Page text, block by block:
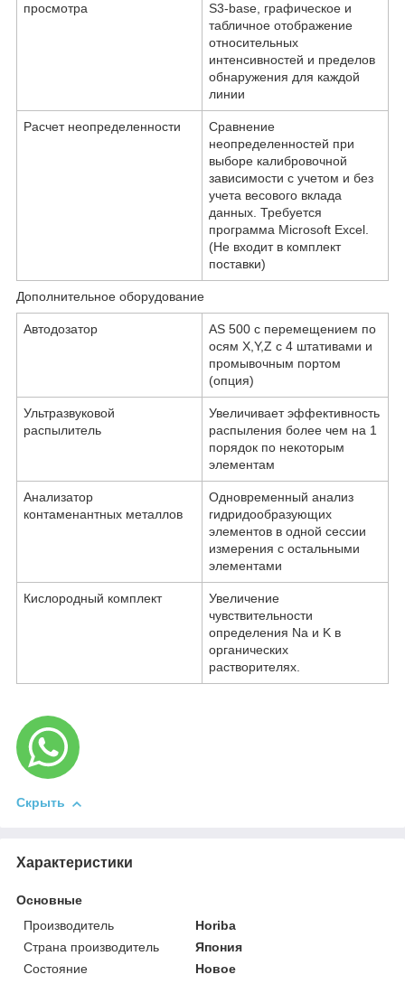
просмотра
S3-base, графическое и
табличное отображение
относительных
интенсивностей и пределов
обнаружения для каждой
линии
Расчет неопределенности
Сравнение
неопределенностей при
выборе калибровочной
зависимости с учетом и без
учета весового вклада
данных. Требуется
программа Microsoft Excel.
(Не входит в комплект
поставки)
Дополнительное оборудование
Автодозатор
AS 500 с перемещением по
осям X,Y,Z с 4 штативами и
промывочным портом
(опция)
Ультразвуковой
распылитель
Увеличивает эффективность
распыления более чем на 1
порядок по некоторым
элементам
Анализатор
контаменантных металлов
Одновременный анализ
гидридообразующих
элементов в одной сессии
измерения с остальными
элементами
Кислородный комплект
Увеличение
чувствительности
определения Na и K в
органических
растворителях.
Скрыть
Характеристики
Основные
Производитель
Horiba
Страна производитель
Япония
Состояние
Новое